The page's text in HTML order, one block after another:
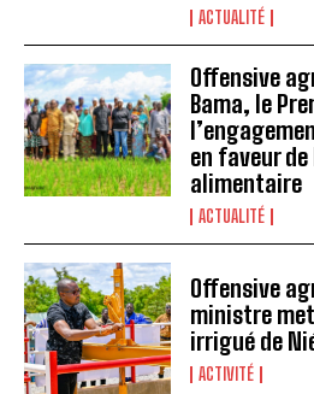
ACTUALITÉ
Offensive
Bama, le
en faveur
alimentaire
ACTUALITÉ
Offensive
ministre
irrigué de
ACTIVITÉ